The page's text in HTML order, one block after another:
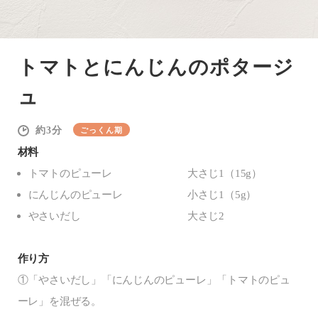
トマトとにんじんのポタージ
ュ
3 ごっくん期
材料
トマトのピューレ 大さじ1（15g）
にんじんのピューレ 小さじ1（5g）
やさいだし 大さじ2
作り方
①「やさいだし」「にんじんのピューレ」「トマトのピュ
ーレ」を混ぜる。